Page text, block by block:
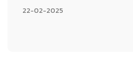
22-02-2025